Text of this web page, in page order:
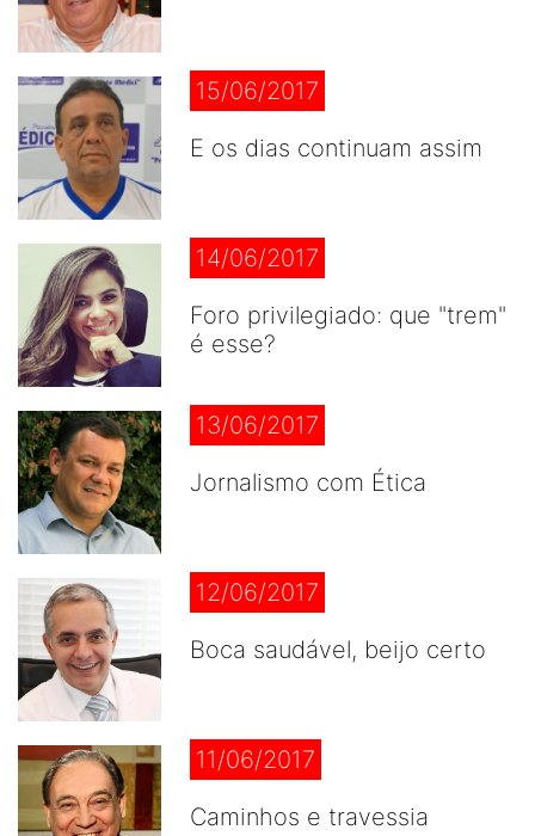
15/06/2017
E os dias continuam assim
14/06/2017
Foro privilegiado: que "trem"
é esse?
13/06/2017
Jornalismo com Ética
12/06/2017
Boca saudável, beijo certo
11/06/2017
Caminhos e travessia